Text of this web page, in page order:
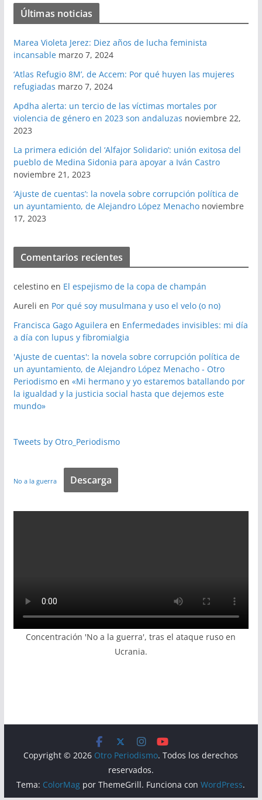
Últimas noticias
Marea Violeta Jerez: Diez años de lucha feminista
incansable marzo 7, 2024
‘Atlas Refugio 8M’, de Accem: Por qué huyen las mujeres
refugiadas marzo 7, 2024
Apdha alerta: un tercio de las víctimas mortales por
violencia de género en 2023 son andaluzas noviembre 22,
2023
La primera edición del ‘Alfajor Solidario’: unión exitosa del
pueblo de Medina Sidonia para apoyar a Iván Castro
noviembre 21, 2023
‘Ajuste de cuentas’: la novela sobre corrupción política de
un ayuntamiento, de Alejandro López Menacho noviembre
17, 2023
Comentarios recientes
celestinoen El espejismo de la copa de champán
Aureli en Por qué soy musulmana y uso el velo (o no)
Francisca Gago Aguilera en Enfermedades invisibles: mi día
a día con lupus y fibromialgia
'Ajuste de cuentas': la novela sobre corrupción política de
un ayuntamiento, de Alejandro López Menacho - Otro
Periodismoen «Mi hermano y yo estaremos batallando por
la igualdad y la justicia social hasta que dejemos este
mundo»
Tweets by Otro_Periodismo
No a la guerra Descarga
Concentración 'No a la guerra', tras el ataque ruso en
Ucrania.
Copyright © 2026 Otro Periodismo. Todos los derechos
reservados.
Tema: ColorMag por ThemeGrill. Funciona conWordPress.